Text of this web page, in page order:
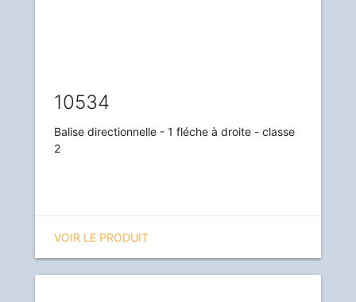
10534
Balise directionnelle - 1 fléche à droite - classe
2
VOIR LE PRODUIT